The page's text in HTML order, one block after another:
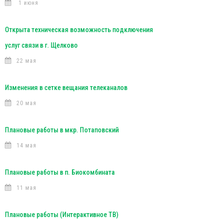
1 июня
Открыта техническая возможность подключения
услуг связи в г. Щелково
22 мая
Изменения в сетке вещания телеканалов
20 мая
Плановые работы в мкр. Потаповский
14 мая
Плановые работы в п. Биокомбината
11 мая
Плановые работы (Интерактивное ТВ)